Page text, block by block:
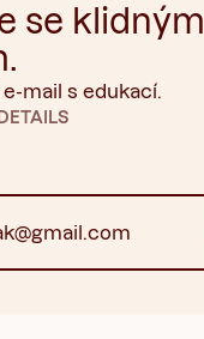
se klidným
mail s edukací.